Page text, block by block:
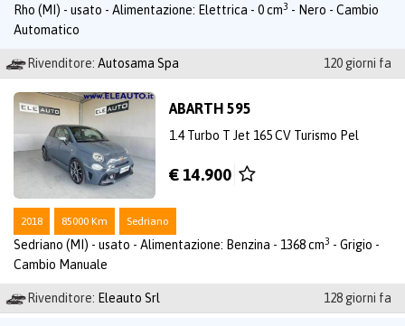
Rho (MI) - usato - Alimentazione: Elettrica - 0 cm3 - Nero - Cambio
Automatico
Rivenditore: Autosama Spa 120 giorni fa
ABARTH 595
1.4 Turbo T Jet 165 CV Turismo Pel
€ 14.900
2018 85000 Km Sedriano
Sedriano (MI) - usato - Alimentazione: Benzina - 1368 cm3 - Grigio -
Cambio Manuale
Rivenditore: Eleauto Srl 128 giorni fa